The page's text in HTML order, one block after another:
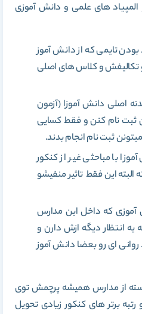
المپیاد های علمی و دانش آموزی
بودن تایمی که از دانش آموز
تکالیفش و کلاس های اصلی
اصلی دانش آموزا (آزمون
ثبت نام کنن و فقط کسایی
ثبت نام انجام بدند.
با مباحثی غیر از کنکور
این فقط تاثیر منفیشو
آموزی که داخل این مدارس
انتظار دیگه ازش دارن و
ای رو بعضا دانش آموز
از مدارس همیشه پرچمش توی
رتبه برتر های کنکور زیادی تحویل